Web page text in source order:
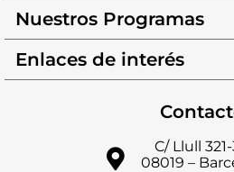
Nuestros Programas
Enlaces de interés
C/ Llull
08019 –